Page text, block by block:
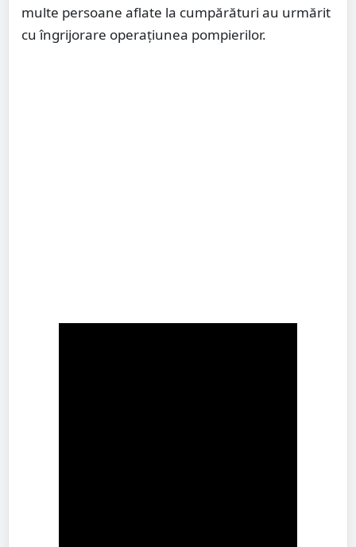
multe persoane aflate la cumpărături au urmărit
cu îngrijorare operațiunea pompierilor.